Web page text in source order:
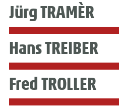
Jürg TRAMÈR
Hans TREIBER
Fred TROLLER